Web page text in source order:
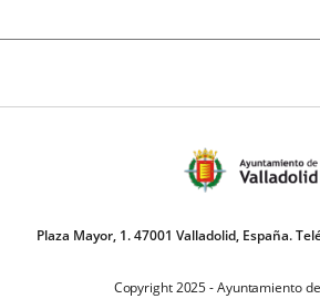
electrónico
Plaza Mayor, 1. 47001 Valladolid, España.
Copyright 2025 - Ayuntamiento